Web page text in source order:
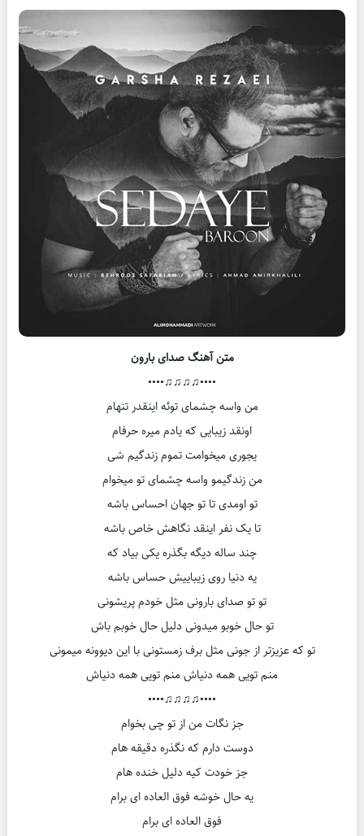
متن آهنگ صدای بارون
••••♫♫♫♫••••
من واسه چشمای توئه اینقدر تنهام
اونقد زیبایی که یادم میره حرفام
یجوری میخوامت تموم زندگیم شی
من زندگیمو واسه چشمای تو میخوام
تو اومدی تا تو جهان احساس باشه
تا یک نفر اینقد نگاهش خاص باشه
چند ساله دیگه بگذره یکی بیاد که
یه دنیا روی زیباییش حساس باشه
تو تو صدای بارونی مثل خودم پریشونی
تو حال خوبو میدونی دلیل حال خوبم باش
تو که عزیزتر از جونی مثل برف زمستونی با این دیوونه میمونی
منم تویی همه دنیاش منم تویی همه دنیاش
••••♫♫♫♫••••
جز نگات من از تو چی بخوام
دوست دارم که نگذره دقیقه هام
جز خودت کیه دلیل خنده هام
یه حال خوشه فوق العاده ای برام
فوق العاده ای برام